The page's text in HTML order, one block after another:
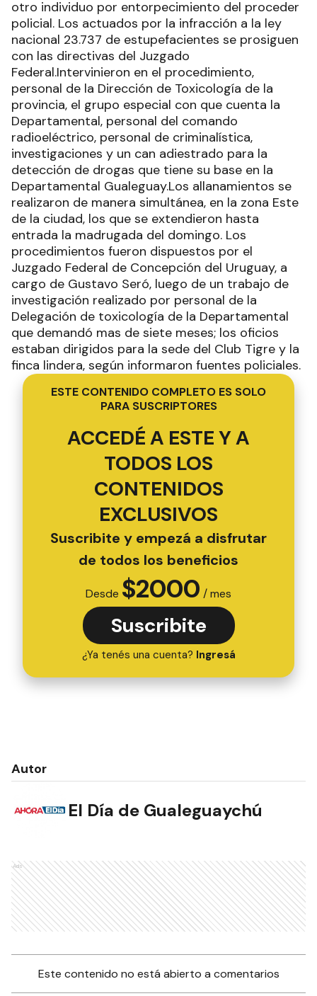
otro individuo por entorpecimiento del proceder
policial. Los actuados por la infracción a la ley
nacional 23.737 de estupefacientes se prosiguen
con las directivas del Juzgado
Federal.Intervinieron en el procedimiento,
personal de la Dirección de Toxicología de la
provincia, el grupo especial con que cuenta la
Departamental, personal del comando
radioeléctrico, personal de criminalística,
investigaciones y un can adiestrado para la
detección de drogas que tiene su base en la
Departamental Gualeguay.Los allanamientos se
realizaron de manera simultánea, en la zona Este
de la ciudad, los que se extendieron hasta
entrada la madrugada del domingo. Los
procedimientos fueron dispuestos por el
Juzgado Federal de Concepción del Uruguay, a
cargo de Gustavo Seró, luego de un trabajo de
investigación realizado por personal de la
Delegación de toxicología de la Departamental
que demandó mas de siete meses; los oficios
estaban dirigidos para la sede del Club Tigre y la
finca lindera, según informaron fuentes policiales.
ESTE CONTENIDO COMPLETO ES SOLO
PARA SUSCRIPTORES
ACCEDÉ A ESTE Y A
TODOS LOS
CONTENIDOS
EXCLUSIVOS
Suscribite y empezá a disfrutar
de todos los beneficios
Desde $2000 / mes
Suscribite
¿Ya tenés una cuenta? Ingresá
Autor
El Día de Gualeguaychú
Ads
Este contenido no está abierto a comentarios